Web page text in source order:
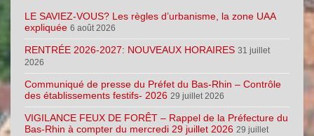
LE SAVIEZ-VOUS? Les règles d’urbanisme, la zone UAA
expliquée 6 août 2026
RENTRÉE 2026-2027: NOUVEAUX HORAIRES 31 juillet
2026
Communiqué de presse du Préfet du Bas-Rhin – Contrôle
des établissements festifs- 2026 29 juillet 2026
VIGILANCE FEUX DE FORÊT – Rappel de la Préfecture du
Bas-Rhin à compter du mercredi 29 juillet 2026 29 juillet